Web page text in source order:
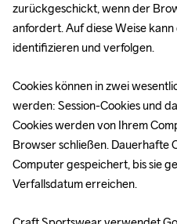
zurückgeschickt, wenn der
anfordert. Auf diese Weise
identifizieren und verfolgen.
Cookies können in zwei
werden: Session-Cookies und
Cookies werden von Ihrem
Browser schließen. Dauerhafte
Computer gespeichert, bis sie
Verfallsdatum erreichen.